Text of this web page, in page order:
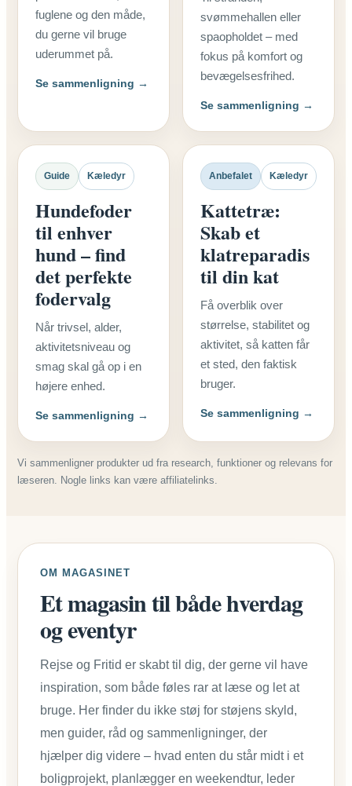
fuglene og den måde,
du gerne vil bruge
uderummet på.
Se sammenligning →
svømmehallen eller
spaopholdet – med
fokus på komfort og
bevægelsesfrihed.
Se sammenligning →
Guide Kæledyr
Hundefoder
til enhver
hund – find
det perfekte
fodervalg
Når trivsel, alder,
aktivitetsniveau og
smag skal gå op i en
højere enhed.
Se sammenligning →
Anbefalet Kæledyr
Kattetræ:
Skab et
klatreparadis
til din kat
Få overblik over
størrelse, stabilitet og
aktivitet, så katten får
et sted, den faktisk
bruger.
Se sammenligning →
Vi sammenligner produkter ud fra research, funktioner og relevans for
læseren. Nogle links kan være affiliatelinks.
OM MAGASINET
Et magasin til både hverdag
og eventyr
Rejse og Fritid er skabt til dig, der gerne vil have
inspiration, som både føles rar at læse og let at
bruge. Her finder du ikke støj for støjens skyld,
men guider, råd og sammenligninger, der
hjælper dig videre – hvad enten du står midt i et
boligprojekt, planlægger en weekendtur, leder